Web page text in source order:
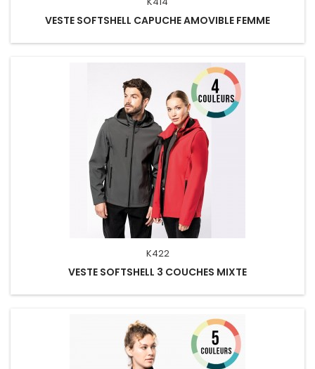
VESTE SOFTSHELL CAPUCHE AMOVIBLE FEMME
K422
VESTE SOFTSHELL 3 COUCHES MIXTE